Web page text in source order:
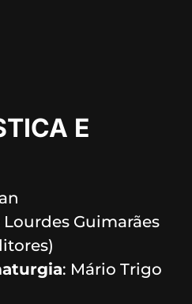
E
Lourdes Guimarães
: Mário Trigo